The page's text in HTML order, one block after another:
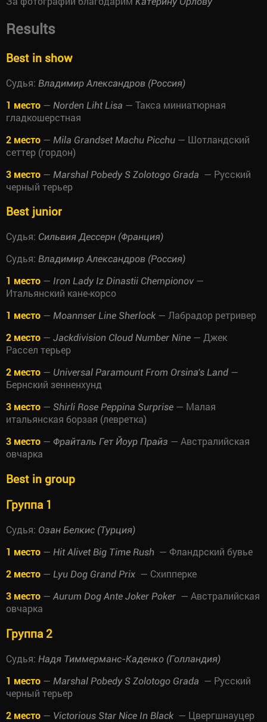
Results
Best in show
Судья: Владимир Александров (Россия)
1 место — Norden Liht Lisa — Такса миниатюрная
гладкошерстная
2 место — Mila Grandset Machu Picchu — Шотландский
сеттер (гордон)
3 место — Marshal Pobedy S Zolotogo Grada — Русский
черный терьер
Best junior
Судья: Сильвия Дессерн (Франция)
Судья: Владимир Александров (Россия)
1 место — Iron Lady Iz Dinastii Chempionov —
Итальянский кане-корсо
1 место — Moannser Line Sherlock — Лабрадор ретривер
2 место — Jackdivision Cloud Number Nine — Джек
Рассел терьер
2 место — Universal Paramount From Orsina's Land —
Бернский зенненхунд
3 место — Shirli Rose Peppina Surprise — Малая
итальянская борзая (левретка)
3 место — Фрайталь Гет Йоур Прайз — Австралийская
овчарка
Best in group
Группа 1
Судья: Озан Белкис (Турция)
1 место — Hit Alivet Big Time Rush — Фландрский бувье
2 место — Lyu Dog Grand Prix — Схипперке
3 место — Aurum Dog Ante Joker Poker — Австралийская
овчарка
Группа 2
Судья: Надя Тиммерманс-Каденко (Голландия)
1 место — Marshal Pobedy S Zolotogo Grada — Русский
черный терьер
2 место — Victorious Star Nice In Black — Цвергшнауцер